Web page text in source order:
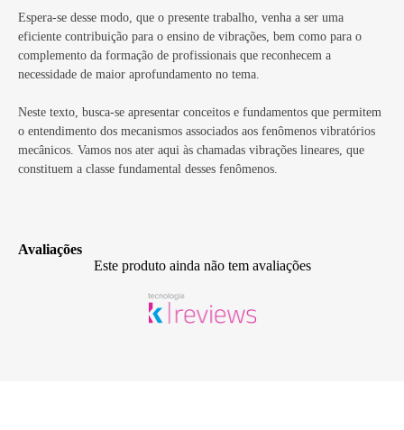
Espera-se desse modo, que o presente trabalho, venha a ser uma
eficiente contribuição para o ensino de vibrações, bem como para o
complemento da formação de profissionais que reconhecem a
necessidade de maior aprofundamento no tema.
Neste texto, busca-se apresentar conceitos e fundamentos que permitem
o entendimento dos mecanismos associados aos fenômenos vibratórios
mecânicos. Vamos nos ater aqui às chamadas vibrações lineares, que
constituem a classe fundamental desses fenômenos.
Avaliações
Este produto ainda não tem avaliações